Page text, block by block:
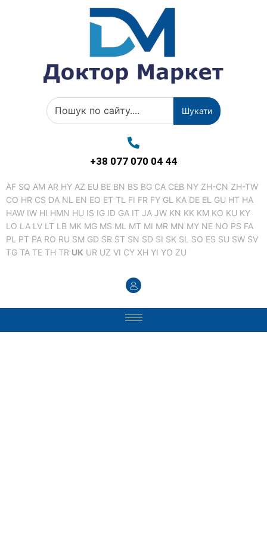
Шукати
+38 077 070 04 44
AF SQ AM AR HY AZ EU BE BN BS BG CA CEB NY ZH-CN ZH-TW
CO HR CS DA NL EN EO ET TL FI FR FY GL KA DE EL GU HT HA
HAW IW HI HMN HU IS IG ID GA IT JA JW KN KK KM KO KU KY
LO LA LV LT LB MK MG MS ML MT MI MR MN MY NE NO PS FA
PL PT PA RO RU SM GD SR ST SN SD SI SK SL SO ES SU SW SV
TG TA TE TH TR UK UR UZ VI CY XH YI YO ZU